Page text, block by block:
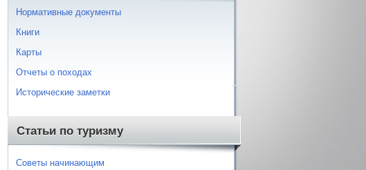
Нормативные документы
Книги
Карты
Отчеты о походах
Исторические заметки
Статьи по туризму
Советы начинающим